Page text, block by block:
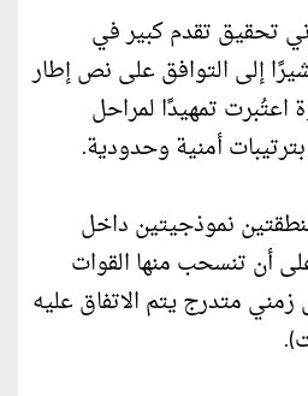
تحقيق تقدم كبير في
إلى التوافق على نص إطار
تمهيدًا لمراحل
أمنية وحدودية.
نموذجيتين داخل
أن تنسحب منها القوات
متدرج يتم الاتفاق عليه